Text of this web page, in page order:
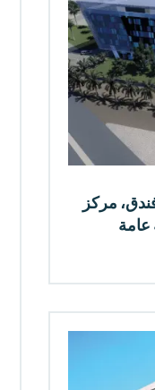
مركز
عامة